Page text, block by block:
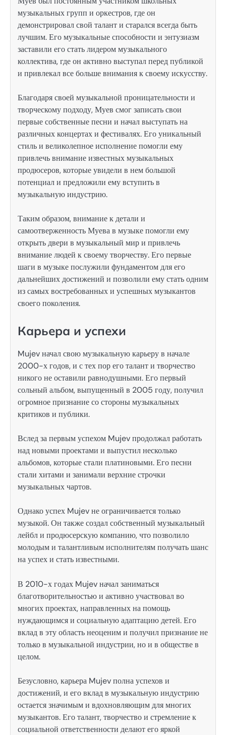
музыкальных групп и оркестров, где он
демонстрировал свой талант и старался всегда быть
лучшим. Его музыкальные способности и энтузиазм
заставили его стать лидером музыкального
коллектива, где он активно выступал перед публикой
и привлекал все больше внимания к своему искусству.
Благодаря своей музыкальной проницательности и
творческому подходу, Муев смог записать свои
первые собственные песни и начал выступать на
различных концертах и фестивалях. Его уникальный
стиль и великолепное исполнение помогли ему
привлечь внимание известных музыкальных
продюсеров, которые увидели в нем большой
потенциал и предложили ему вступить в
музыкальную индустрию.
Таким образом, внимание к детали и
самоотверженность Муева в музыке помогли ему
открыть двери в музыкальный мир и привлечь
внимание людей к своему творчеству. Его первые
шаги в музыке послужили фундаментом для его
дальнейших достижений и позволили ему стать одним
из самых востребованных и успешных музыкантов
своего поколения.
Карьера и успехи
Mujev начал свою музыкальную карьеру в начале
2000-х годов, и с тех пор его талант и творчество
никого не оставили равнодушными. Его первый
сольный альбом, выпущенный в 2005 году, получил
огромное признание со стороны музыкальных
критиков и публики.
Вслед за первым успехом Mujev продолжал работать
над новыми проектами и выпустил несколько
альбомов, которые стали платиновыми. Его песни
стали хитами и занимали верхние строчки
музыкальных чартов.
Однако успех Mujev не ограничивается только
музыкой. Он также создал собственный музыкальный
лейбл и продюсерскую компанию, что позволило
молодым и талантливым исполнителям получать шанс
на успех и стать известными.
В 2010-х годах Mujev начал заниматься
благотворительностью и активно участвовал во
многих проектах, направленных на помощь
нуждающимся и социальную адаптацию детей. Его
вклад в эту область неоценим и получил признание не
только в музыкальной индустрии, но и в обществе в
целом.
Безусловно, карьера Mujev полна успехов и
достижений, и его вклад в музыкальную индустрию
остается значимым и вдохновляющим для многих
музыкантов. Его талант, творчество и стремление к
социальной ответственности делают его яркой